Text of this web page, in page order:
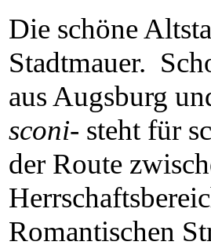
Die schöne
Stadtmauer.
aus Augsburg
sconi- steht für
der Route
Romantischen